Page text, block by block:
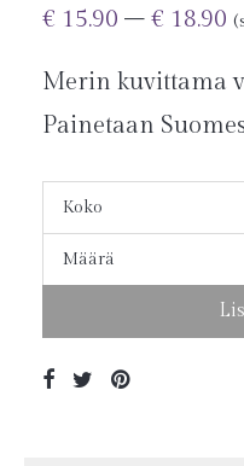
€ 15.90 – € 18.90
Merin kuvittama
Painetaan
Koko
Määrä